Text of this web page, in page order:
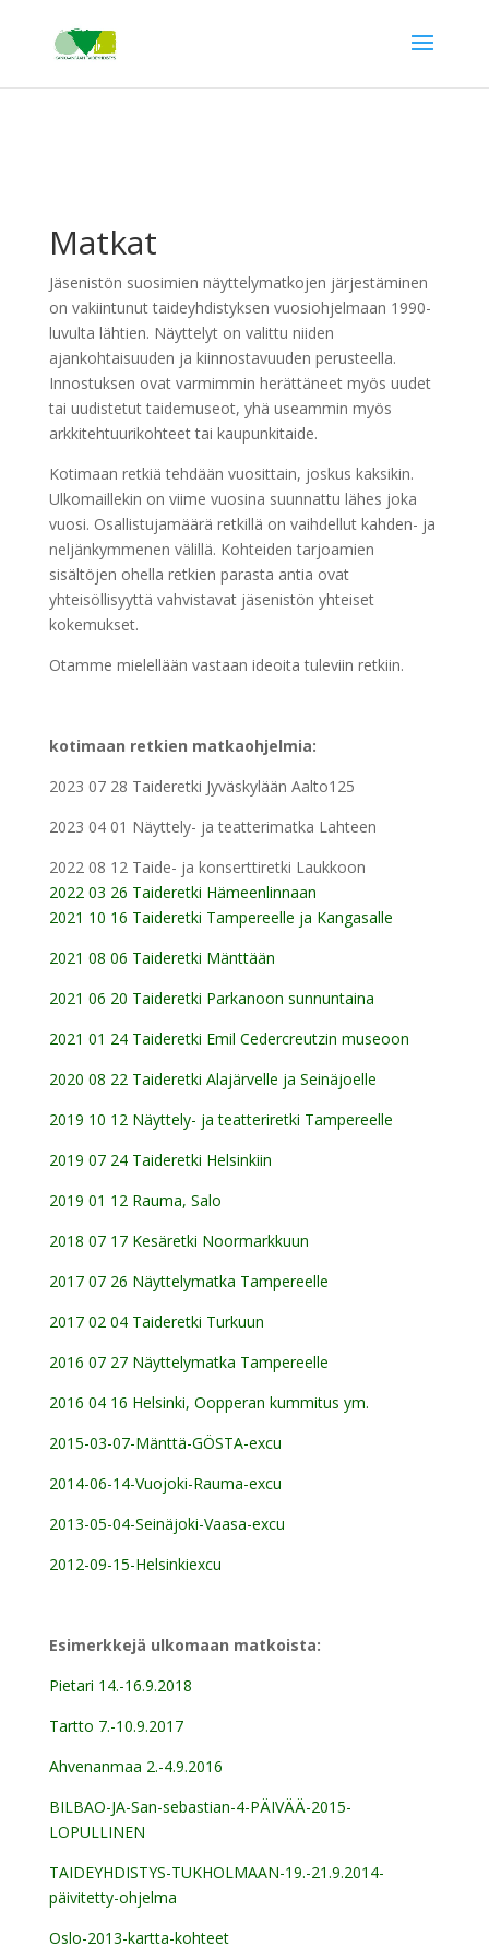
Matkat
Jäsenistön suosimien näyttelymatkojen järjestäminen
on vakiintunut taideyhdistyksen vuosiohjelmaan 1990-
luvulta lähtien. Näyttelyt on valittu niiden
ajankohtaisuuden ja kiinnostavuuden perusteella.
Innostuksen ovat varmimmin herättäneet myös uudet
tai uudistetut taidemuseot, yhä useammin myös
arkkitehtuurikohteet tai kaupunkitaide.
Kotimaan retkiä tehdään vuosittain, joskus kaksikin.
Ulkomaillekin on viime vuosina suunnattu lähes joka
vuosi. Osallistujamäärä retkillä on vaihdellut kahden- ja
neljänkymmenen välillä. Kohteiden tarjoamien
sisältöjen ohella retkien parasta antia ovat
yhteisöllisyyttä vahvistavat jäsenistön yhteiset
kokemukset.
Otamme mielellään vastaan ideoita tuleviin retkiin.
kotimaan retkien matkaohjelmia:
2023 07 28 Taideretki Jyväskylään Aalto125
2023 04 01 Näyttely- ja teatterimatka Lahteen
2022 08 12 Taide- ja konserttiretki Laukkoon
2022 03 26 Taideretki Hämeenlinnaan
2021 10 16 Taideretki Tampereelle ja Kangasalle
2021 08 06 Taideretki Mänttään
2021 06 20 Taideretki Parkanoon sunnuntaina
2021 01 24 Taideretki Emil Cedercreutzin museoon
2020 08 22 Taideretki Alajärvelle ja Seinäjoelle
2019 10 12 Näyttely- ja teatteriretki Tampereelle
2019 07 24 Taideretki Helsinkiin
2019 01 12 Rauma, Salo
2018 07 17 Kesäretki Noormarkkuun
2017 07 26 Näyttelymatka Tampereelle
2017 02 04 Taideretki Turkuun
2016 07 27 Näyttelymatka Tampereelle
2016 04 16 Helsinki, Oopperan kummitus ym.
2015-03-07-Mänttä-GÖSTA-excu
2014-06-14-Vuojoki-Rauma-excu
2013-05-04-Seinäjoki-Vaasa-excu
2012-09-15-Helsinkiexcu
Esimerkkejä ulkomaan matkoista:
Pietari 14.-16.9.2018
Tartto 7.-10.9.2017
Ahvenanmaa 2.-4.9.2016
BILBAO-JA-San-sebastian-4-PÄIVÄÄ-2015-
LOPULLINEN
TAIDEYHDISTYS-TUKHOLMAAN-19.-21.9.2014-
päivitetty-ohjelma
Oslo-2013-kartta-kohteet